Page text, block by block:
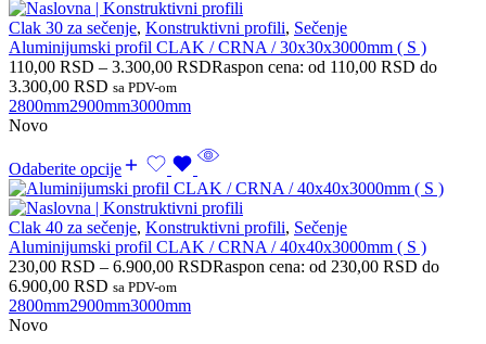
Clak 30 za sečenje, Konstruktivni profili, Sečenje
Aluminijumski profil CLAK / CRNA / 30x30x3000mm ( S )
110,00 RSD – 3.300,00 RSDRaspon cena: od 110,00 RSD do
3.300,00 RSD sa PDV-om
2800mm2900mm3000mm
Novo
Odaberite opcije
Clak 40 za sečenje, Konstruktivni profili, Sečenje
Aluminijumski profil CLAK / CRNA / 40x40x3000mm ( S )
230,00 RSD – 6.900,00 RSDRaspon cena: od 230,00 RSD do
6.900,00 RSD sa PDV-om
2800mm2900mm3000mm
Novo